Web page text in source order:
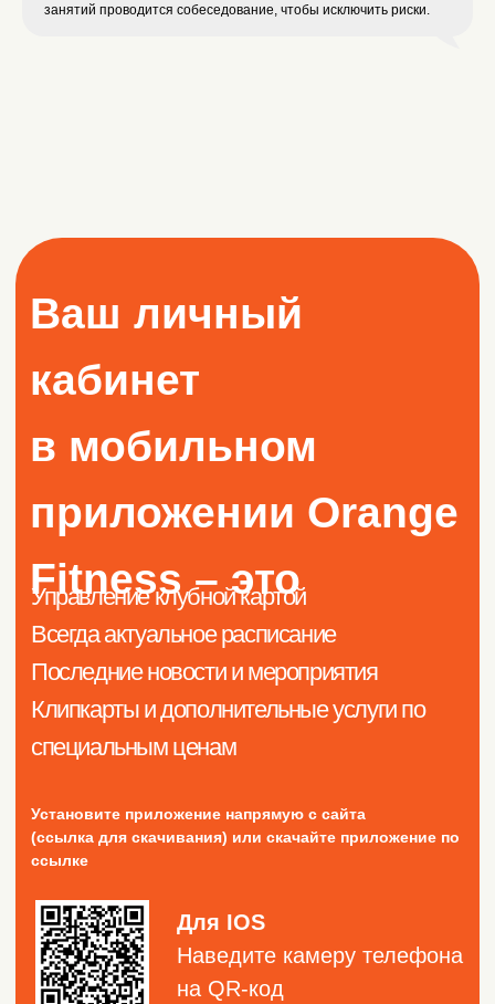
занятий проводится собеседование, чтобы исключить риски.
Расписание
Детский клуб
Скачать приложение
Документы
Мы с нетерпением ждём вас по адресу:
Уфа, ул. С. Перовской, 13/3.
Телефон:+7 (347) 256-05-61
Часы работы:
Пн-Пт:с 6:00 до 24:00.
Продвижение сайта - Лидер Поиска
ООО «Аквасити»
ОГРН:1030203909944
КПП:027401001
Директор:Смирнова Анна Юрьевна.